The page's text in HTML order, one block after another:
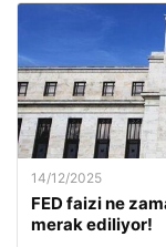
14/12/2025
FED faizi ne
merak ediliyor!